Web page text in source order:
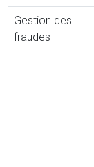
Gestion des
fraudes